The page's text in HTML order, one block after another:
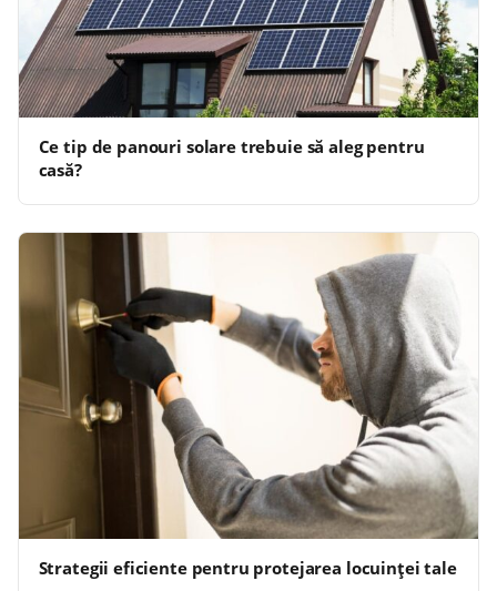
Ce tip de panouri solare trebuie să aleg pentru
casă?
Strategii eficiente pentru protejarea locuinței tale